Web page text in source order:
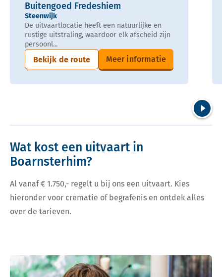
Buitengoed Fredeshiem
Steenwijk
De uitvaartlocatie heeft een natuurlijke en
rustige uitstraling, waardoor elk afscheid zijn
persoonl...
Bekijk de route Meer informatie
Wat kost een uitvaart in
Boarnsterhim?
Al vanaf € 1.750,- regelt u bij ons een uitvaart. Kies
hieronder voor crematie of begrafenis en ontdek alles
over de tarieven.
Bekijk tarieven voor crematie